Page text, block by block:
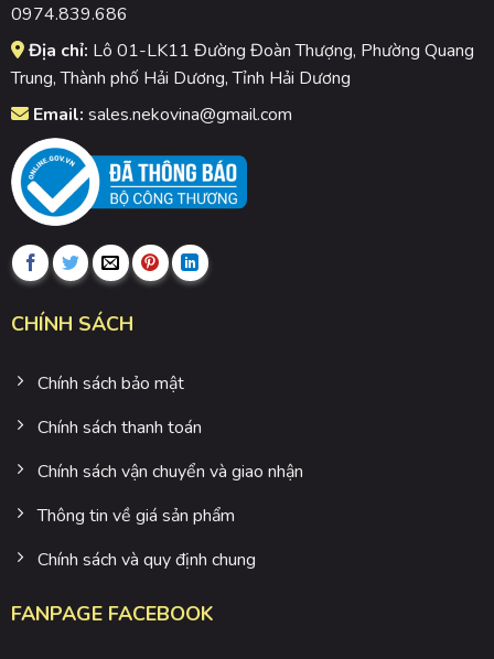
0974.839.686
Địa chỉ: Lô 01-LK11 Đường Đoàn Thượng, Phường Quang
Trung, Thành phố Hải Dương, Tỉnh Hải Dương
Email: sales.nekovina@gmail.com
CHÍNH SÁCH
Chính sách bảo mật
Chính sách thanh toán
Chính sách vận chuyển và giao nhận
Thông tin về giá sản phẩm
Chính sách và quy định chung
FANPAGE FACEBOOK